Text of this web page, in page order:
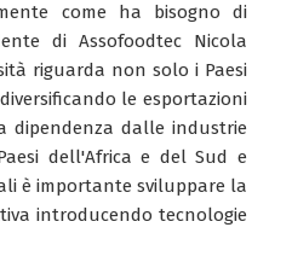
come ha bisogno di
di Assofoodtec Nicola
riguarda non solo i Paesi
le esportazioni
dipendenza dalle industrie
dell'Africa e del Sud e
è importante sviluppare la
introducendo tecnologie